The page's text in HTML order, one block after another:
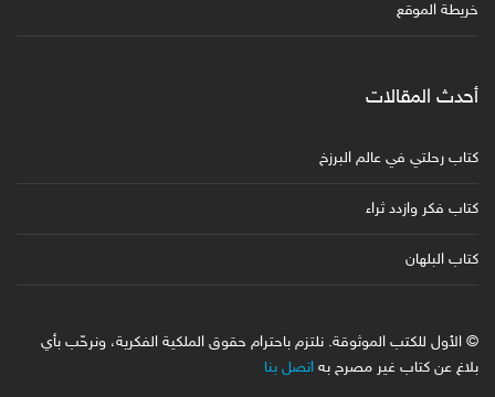
خريطة الموقع
أحدث المقالات
كتاب رحلتي في عالم البرزخ
كتاب فكر وازدد ثراء
كتاب البلهان
© الأول للكتب الموثوقة. نلتزم باحترام حقوق الملكية الفكرية، ونرحّب بأي
بلاغ عن كتاب غير مصرح به اتصل بنا